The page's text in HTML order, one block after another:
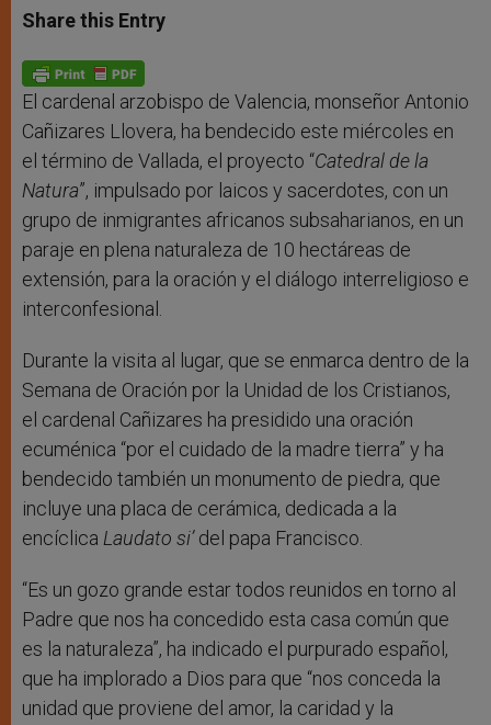
t
s
p
p
s
e
g
e
r
e
b
o
k
Share this Entry
El cardenal arzobispo de Valencia, monseñor Antonio
Cañizares Llovera, ha bendecido este miércoles en
el término de Vallada, el proyecto “Catedral de la
Natura”, impulsado por laicos y sacerdotes, con un
grupo de inmigrantes africanos subsaharianos, en un
paraje en plena naturaleza de 10 hectáreas de
extensión, para la oración y el diálogo interreligioso e
interconfesional.
Durante la visita al lugar, que se enmarca dentro de la
Semana de Oración por la Unidad de los Cristianos,
el cardenal Cañizares ha presidido una oración
ecuménica “por el cuidado de la madre tierra” y ha
bendecido también un monumento de piedra, que
incluye una placa de cerámica, dedicada a la
encíclica Laudato si’del papa Francisco.
“Es un gozo grande estar todos reunidos en torno al
Padre que nos ha concedido esta casa común que
es la naturaleza”, ha indicado el purpurado español,
que ha implorado a Dios para que “nos conceda la
unidad que proviene del amor, la caridad y la